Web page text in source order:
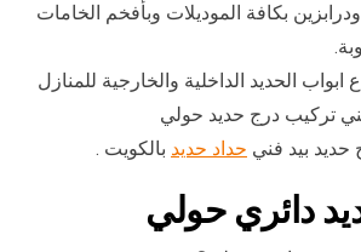
بكافة الموديلات وبأفخم الخامات
ابواب الحديد الداخلية والخارجية للمنازل
تركيب درج حديد حولي
بيد فني حداد حديد بالكويت .
دائري حولي